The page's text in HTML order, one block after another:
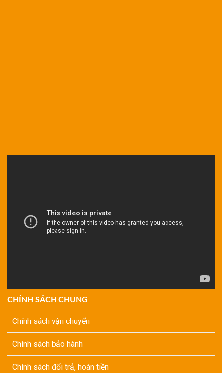
CHÍNH SÁCH CHUNG
Chính sách vận chuyển
Chính sách bảo hành
Chính sách đổi trả, hoàn tiền